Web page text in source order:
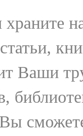
храните
Ваши